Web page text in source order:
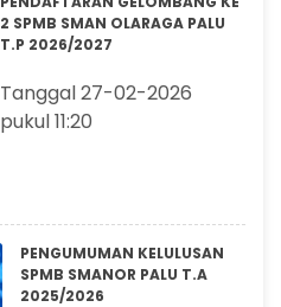
2 SPMB SMAN OLARAGA PALU
T.P 2026/2027
Tanggal 27-02-2026
pukul 11:20
PENGUMUMAN KELULUSAN
SPMB SMANOR PALU T.A
2025/2026